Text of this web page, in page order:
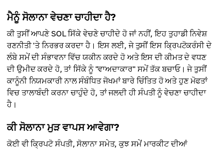
ਮੈਨੂੰ ਸੋਲਾਨਾ ਵੇਚਣਾ ਚਾਹੀਦਾ ਹੈ?
ਕੀ ਤੁਸੀਂ ਆਪਣੇ SOL ਸਿੱਕੇ ਵੇਚਣੇ ਚਾਹੀਦੇ ਹੋ ਜਾਂ ਨਹੀਂ, ਇਹ ਤੁਹਾਡੀ ਨਿਵੇਸ਼
ਰਣਨੀਤੀ 'ਤੇ ਨਿਰਭਰ ਕਰਦਾ ਹੈ। ਇਸ ਲਈ, ਜੇ ਤੁਸੀਂ ਇਸ ਕ੍ਰਿਪਟੋਕਰੰਸੀ ਦੇ
ਲੰਬੇ ਸਮੇਂ ਦੀ ਸੰਭਾਵਨਾ ਵਿੱਚ ਯਕੀਨ ਕਰਦੇ ਹੋ ਅਤੇ ਇਸ ਦੀ ਕੀਮਤ ਦੇ ਵਧਣ
ਦੀ ਉਮੀਦ ਕਰਦੇ ਹੋ, ਤਾਂ ਸਿੱਕੇ ਨੂੰ "ਵਾਅਦਾਕਾਰ" ਸਮੇਂ ਤੱਕ ਬਚਾਓ। ਜੇ ਤੁਸੀਂ
ਕਾਨੂੰਨੀ ਨਿਯਮਕਾਰੀ ਨਾਲ ਸੰਬੰਧਿਤ ਜੋਖਮਾਂ ਬਾਰੇ ਚਿੰਤਿਤ ਹੋ ਅਤੇ ਹੁਣ ਮੋਫਤਾਂ
ਵਿਚ ਤਾਲਾਬੰਦੀ ਕਰਨਾ ਚਾਹੁੰਦੇ ਹੋ, ਤਾਂ ਜਲਦੀ ਹੀ ਸੰਪਤੀ ਨੂੰ ਵੇਚਣਾ ਚਾਹੀਦਾ
ਹੈ।
ਕੀ ਸੋਲਾਨਾ ਮੁੜ ਵਾਪਸ ਆਵੇਗਾ?
ਕੋਈ ਵੀ ਕ੍ਰਿਪਟੋ ਸੰਪਤੀ, ਸੋਲਾਨਾ ਸਮੇਤ, ਕੁਝ ਸਮੇਂ ਮਾਰਕੀਟ ਦੀਆਂ